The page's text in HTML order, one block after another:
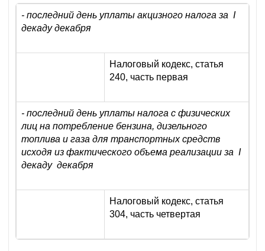
- последний день уплаты акцизного налога за I
декаду декабря
Налоговый кодекс, статья
240, часть первая
- последний день уплаты налога с физических
лиц на потребление бензина, дизельного
топлива и газа для транспортных средств
исходя из фактического объема реализации за I
декаду декабря
Налоговый кодекс, статья
304, часть четвертая